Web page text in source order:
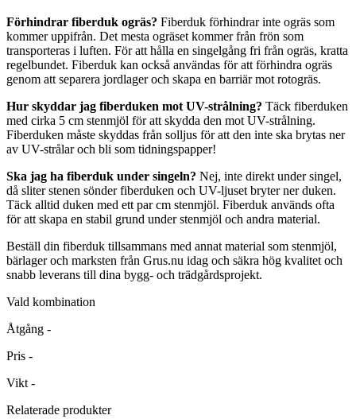
Förhindrar fiberduk ogräs? Fiberduk förhindrar inte ogräs som
kommer uppifrån. Det mesta ogräset kommer från frön som
transporteras i luften. För att hålla en singelgång fri från ogräs, kratta
regelbundet. Fiberduk kan också användas för att förhindra ogräs
genom att separera jordlager och skapa en barriär mot rotogräs.
Hur skyddar jag fiberduken mot UV-strålning? Täck fiberduken
med cirka 5 cm stenmjöl för att skydda den mot UV-strålning.
Fiberduken måste skyddas från solljus för att den inte ska brytas ner
av UV-strålar och bli som tidningspapper!
Ska jag ha fiberduk under singeln? Nej, inte direkt under singel,
då sliter stenen sönder fiberduken och UV-ljuset bryter ner duken.
Täck alltid duken med ett par cm stenmjöl. Fiberduk används ofta
för att skapa en stabil grund under stenmjöl och andra material.
Beställ din fiberduk tillsammans med annat material som stenmjöl,
bärlager och marksten från Grus.nu idag och säkra hög kvalitet och
snabb leverans till dina bygg- och trädgårdsprojekt.
Vald kombination
Åtgång -
Pris -
Vikt -
Relaterade produkter